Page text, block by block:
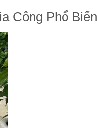
Công Phổ Biến